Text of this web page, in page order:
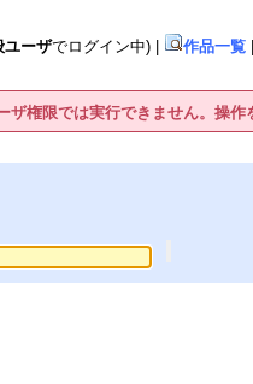
ユーザでログイン中) 作品一覧
ザ権限では実行できません。操